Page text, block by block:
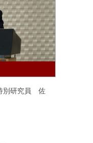
別研究員 佐